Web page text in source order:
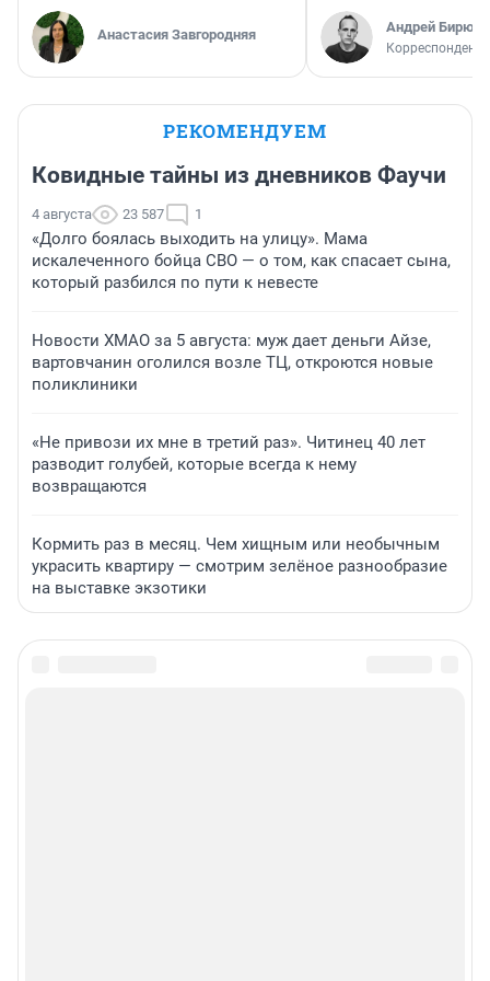
Анастасия Завгородняя Андрей
Корреспондент
РЕКОМЕНДУЕМ
Ковидные тайны из дневников Фаучи
4 августа 23 587 1
«Долго боялась выходить на улицу». Мама
искалеченного бойца СВО — о том, как спасает сына,
который разбился по пути к невесте
Новости ХМАО за 5 августа: муж дает деньги Айзе,
вартовчанин оголился возле ТЦ, откроются новые
поликлиники
«Не привози их мне в третий раз». Читинец 40 лет
разводит голубей, которые всегда к нему
возвращаются
Кормить раз в месяц. Чем хищным или необычным
украсить квартиру — смотрим зелёное разнообразие
на выставке экзотики